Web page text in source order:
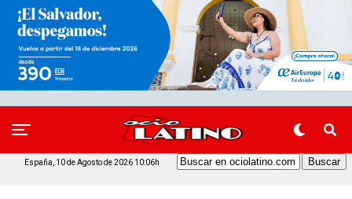
España, 10 de Agosto de 2026 10:06h